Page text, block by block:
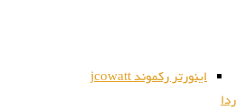
اینورتر رکموند jcowatt